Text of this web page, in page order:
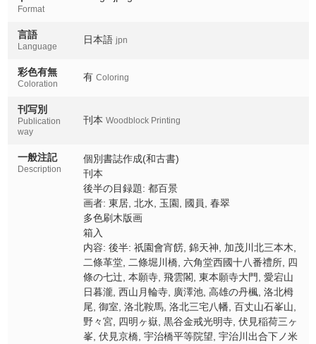
Rakuhoku kurama
洛北三宅八幡
Rakuhoku miyake hachiman
百丈山石峯山
Hyakujozan sekihozan
野々宮
Nonomiya
四明ヶ嶽
Shimeigadake
黒谷金戒光明寺
Kurodani konkai komyoji
伏見稲荷三ヶ峯
Fushimiinari mitsugamine
伏見京橋
Fushimi kyobashi
Format
言語
Language
日本語 jpn
彩色有無
Coloration
有 Coloring
刊写別
Publication
way
刊本 Woodblock Printing
一般注記
Description
個別書誌作成(和古書)
刊本
後半の目録題: 都百景
画者: 東居, 北水, 玉園, 國員, 春翠
多色刷木版画
箱入
内容: 後半: 祇園會宵餝, 錦天神, 加茂川北三本木,
二條革堂, 二條堀川橋, 六角堂西國十八番禮所, 四
條の七辻, 本願寺, 飛雲閣, 東本願寺大門, 愛宕山
日暮瀧, 西山月輪寺, 廣澤池, 高雄の丹楓, 洛北栂
尾, 御室, 洛北鞍馬, 洛北三宅八幡, 百丈山石峯山,
野々宮, 四明ヶ嶽, 黒谷金戒光明寺, 伏見稲荷三ヶ
峯, 伏見京橋, 宇治橋平等院望, 宇治川出合下ノ米